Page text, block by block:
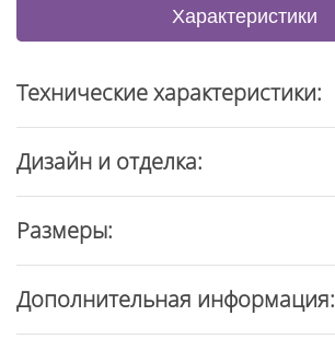
Характеристики
Отзывы
Технические характеристики:
Дизайн и отделка:
Размеры:
Дополнительная информация: